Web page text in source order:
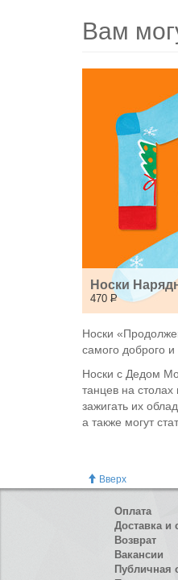
Вам
Носки
470 Р
Носки
самого доброго
Носки с Дедом
танцев на
зажигать их
а также могут
Вверх
Оплата
Доставка и
Возврат
Вакансии
Публичная